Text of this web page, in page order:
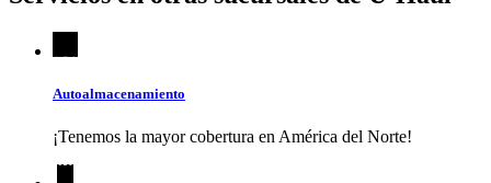
Autoalmacenamiento
¡Tenemos la mayor cobertura en América del Norte!